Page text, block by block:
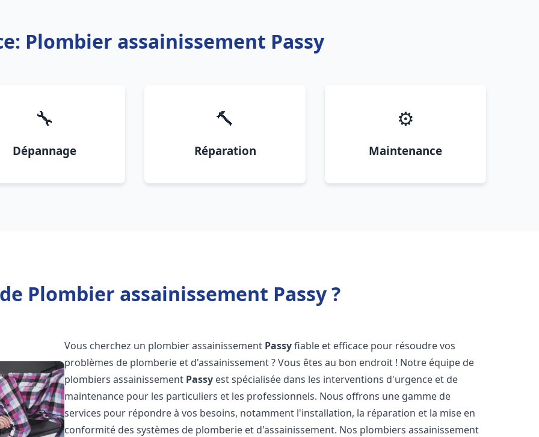
Plombier assainissement Passy
🔧
Dépannage
🔨
Réparation
⚙️
Maintenance
Plombier assainissement Passy ?
Vous cherchez un plombier assainissement Passyfiable et efficace pour résoudre vos
problèmes de plomberie et d'assainissement ? Vous êtes au bon endroit ! Notre équipe de
plombiers assainissement Passy est spécialisée dans les interventions d'urgence et de
maintenance pour les particuliers et les professionnels. Nous offrons une gamme de
services pour répondre à vos besoins, notamment l'installation, la réparation et la mise en
conformité des systèmes de plomberie et d'assainissement. Nos plombiers assainissement